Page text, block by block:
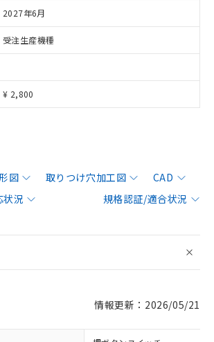
2027年6月
受注生産機種
¥ 2,800
図 取りつけ穴加工図
CAD
状況
規格認証/適合状況
情報更新：2026/05/21